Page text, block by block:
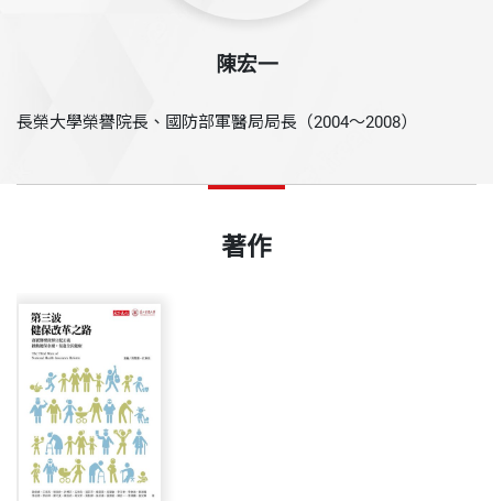
陳宏一
長榮大學榮譽院長、國防部軍醫局局長（2004～2008）
著作